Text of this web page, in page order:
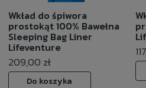
Wkład do śpiwora
prostokąt 100% Bawełna
Sleeping Bag Liner
Lifeventure
209,00 zł
Do koszyka